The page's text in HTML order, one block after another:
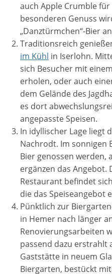
auch Apple Crumble
besonderen Genuss
„Danztürmchen“-Bier
Traditionsreich
im Kühl in Iserlohn.
sich Besucher mit
erholen, oder auch
dem Gelände des
es dort
angepasste Speisen.
In idyllischer Lage liegt
Nachrodt. Im sonnigen
Bier genossen werden,
ergänzen das Angebot.
Restaurant befindet
die das Speiseangebot
Pünktlich zur
in Hemer nach länger
Renovierungsarbeiten
passend dazu erstrahlt
Gaststätte in neuem
Biergarten, bestückt